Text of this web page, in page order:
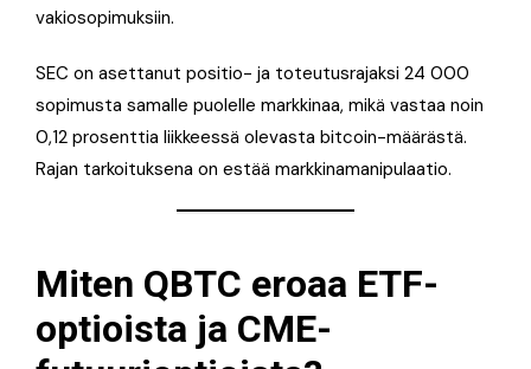
vakiosopimuksiin.
SEC on asettanut positio- ja toteutusrajaksi 24 000
sopimusta samalle puolelle markkinaa, mikä vastaa noin
0,12 prosenttia liikkeessä olevasta bitcoin-määrästä.
Rajan tarkoituksena on estää markkinamanipulaatio.
Miten QBTC eroaa ETF-
optioista ja CME-